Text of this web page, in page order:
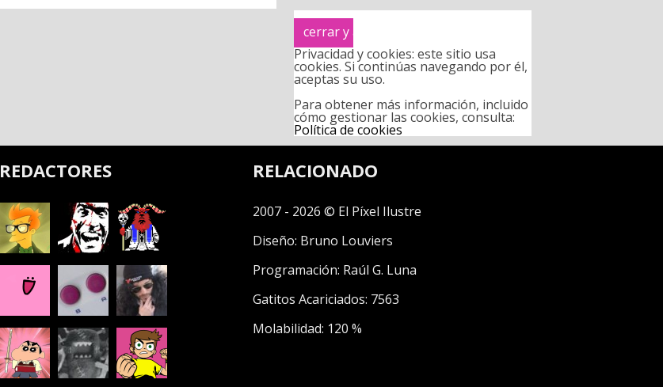
Privacidad y cookies: este sitio usa
cookies. Si continúas navegando por él,
aceptas su uso.
Para obtener más información, incluido
cómo gestionar las cookies, consulta:
Política de cookies
REDACTORES RELACIONADO
2007 - 2026 © El Píxel Ilustre
Diseño: Bruno Louviers
Programación: Raúl G. Luna
Gatitos Acariciados: 7563
Molabilidad: 120 %